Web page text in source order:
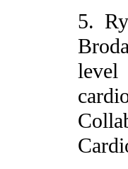
5.